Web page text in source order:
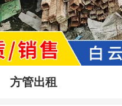
方管出租